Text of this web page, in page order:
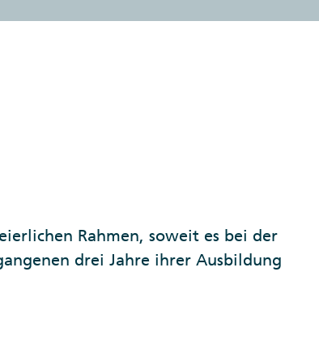
Rahmen, soweit es bei der
drei Jahre ihrer Ausbildung